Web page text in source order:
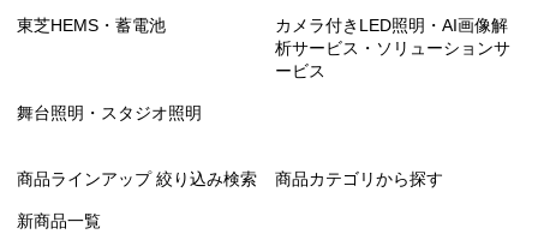
東芝HEMS・蓄電池
カメラ付きLED照明・AI画像解
析サービス・ソリューションサ
ービス
舞台照明・スタジオ照明
商品ラインアップ 絞り込み検索 商品カテゴリから探す
新商品一覧